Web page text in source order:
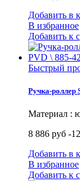
Добавить в
В избранное
Добавить к
Быстрый
Ручка-роллер
Материал :
8 886 руб -
Добавить в
В избранное
Добавить к